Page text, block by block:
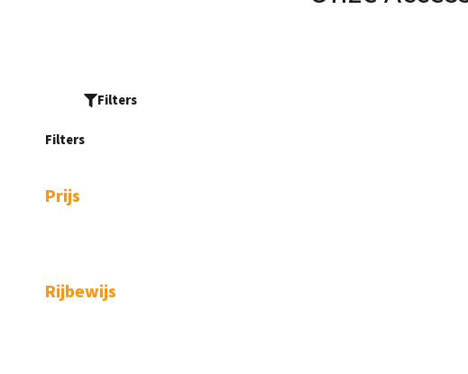
Filters
Filters
Prijs
Rijbewijs